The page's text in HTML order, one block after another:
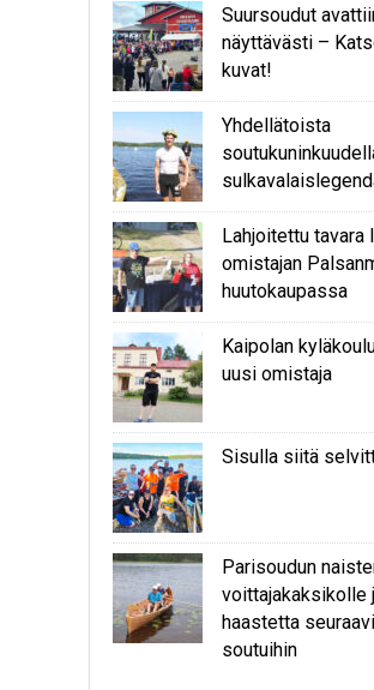
Suursoudut
näyttävästi –
kuvat!
Yhdellätoista
Lahjoitettu tavara
omistajan
huutokaupassa
Kaipolan
uusi omistaja
Sisulla siitä
Parisoudun
voittajakaksikolle
haastetta
soutuihin